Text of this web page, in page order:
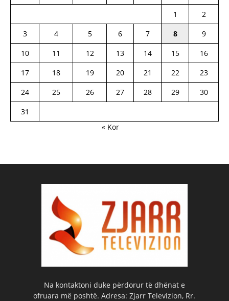
1
2
3
4 5 6 7 8
9
10
11 12 13 14 15
16
17
18 19 20 21 22
23
24
25 26 27 28 29
30
31
« Kor
Na kontaktoni duke përdorur të dhënat e
ofruara më poshtë. Adresa: Zjarr Televizion, Rr.